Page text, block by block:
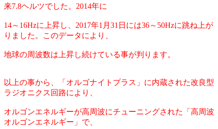
来7.8ヘルツでした。2014年に
14～16Hzに上昇し、2017年1月31日には36～50Hzに跳ね上が
りました。このデータにより、
地球の周波数は上昇し続けている事が判ります。
以上の事から、「オルゴナイトプラス」に内蔵された改良型
ラジオニクス回路により、
オルゴンエネルギーが高周波にチューニングされた「高周波
オルゴンエネルギー」で、